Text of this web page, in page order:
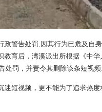
警告处罚,因其行为已危及自身
育后，湾溪派出所根据《中华
罚，并责令其删除该条短视频
短视频，更不能为了追求热度